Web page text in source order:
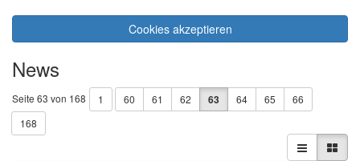
Cookies akzeptieren
News
Seite 63 von 168 1 60 61 62 63 64 65
66
168